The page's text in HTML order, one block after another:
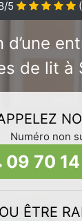
5
(
d’une
de lit à
Numéro non
09 70
OU ÊTRE